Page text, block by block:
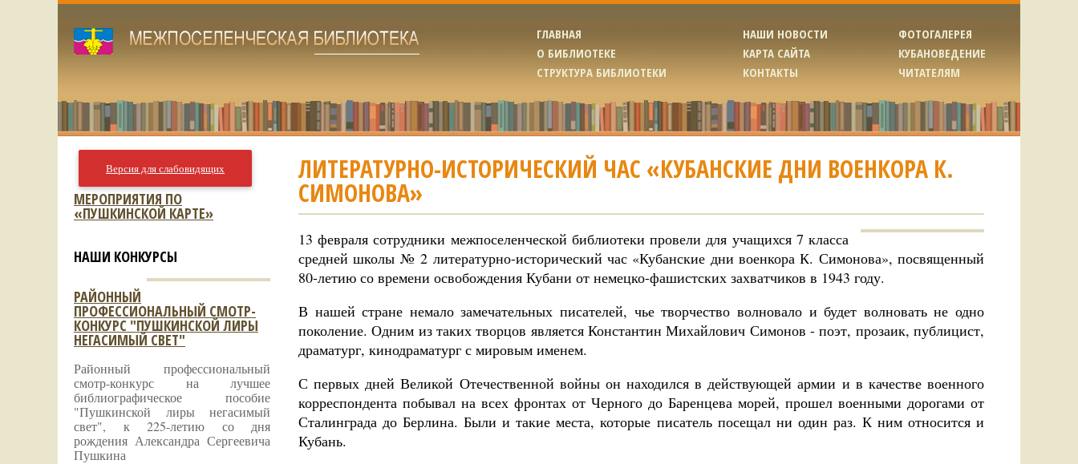
ГЛАВНАЯ
О БИБЛИОТЕКЕ
СТРУКТУРА БИБЛИОТЕКИ
НАШИ НОВОСТИ
КАРТА САЙТА
КОНТАКТЫ
ФОТОГАЛЕРЕЯ
КУБАНОВЕДЕНИЕ
ЧИТАТЕЛЯМ
ЛИТЕРАТУРНО-ИСТОРИЧЕСКИЙ ЧАС «КУБАНСКИЕ ДНИ ВОЕНКОРА К.
СИМОНОВА»
13 февраля сотрудники межпоселенческой библиотеки провели для учащихся 7 класса
средней школы № 2 литературно-исторический час «Кубанские дни военкора К. Симонова», посвященный
80-летию со времени освобождения Кубани от немецко-фашистских захватчиков в 1943 году.
В нашей стране немало замечательных писателей, чье творчество волновало и будет волновать не одно
поколение. Одним из таких творцов является Константин Михайлович Симонов - поэт, прозаик, публицист,
драматург, кинодраматург с мировым именем.
С первых дней Великой Отечественной войны он находился в действующей армии и в качестве военного
корреспондента побывал на всех фронтах от Черного до Баренцева морей, прошел военными дорогами от
Сталинграда до Берлина. Были и такие места, которые писатель посещал ни один раз. К ним относится и
Кубань.
Версия для слабовидящих
МЕРОПРИЯТИЯ ПО
«ПУШКИНСКОЙ КАРТЕ»
НАШИ КОНКУРСЫ
РАЙОННЫЙ
ПРОФЕССИОНАЛЬНЫЙ СМОТР-
КОНКУРС "ПУШКИНСКОЙ ЛИРЫ
НЕГАСИМЫЙ СВЕТ"
Районный профессиональный
смотр-конкурс на лучшее
библиографическое пособие
"Пушкинской лиры негасимый
свет", к 225-летию со дня
рождения Александра Сергеевича
Пушкина